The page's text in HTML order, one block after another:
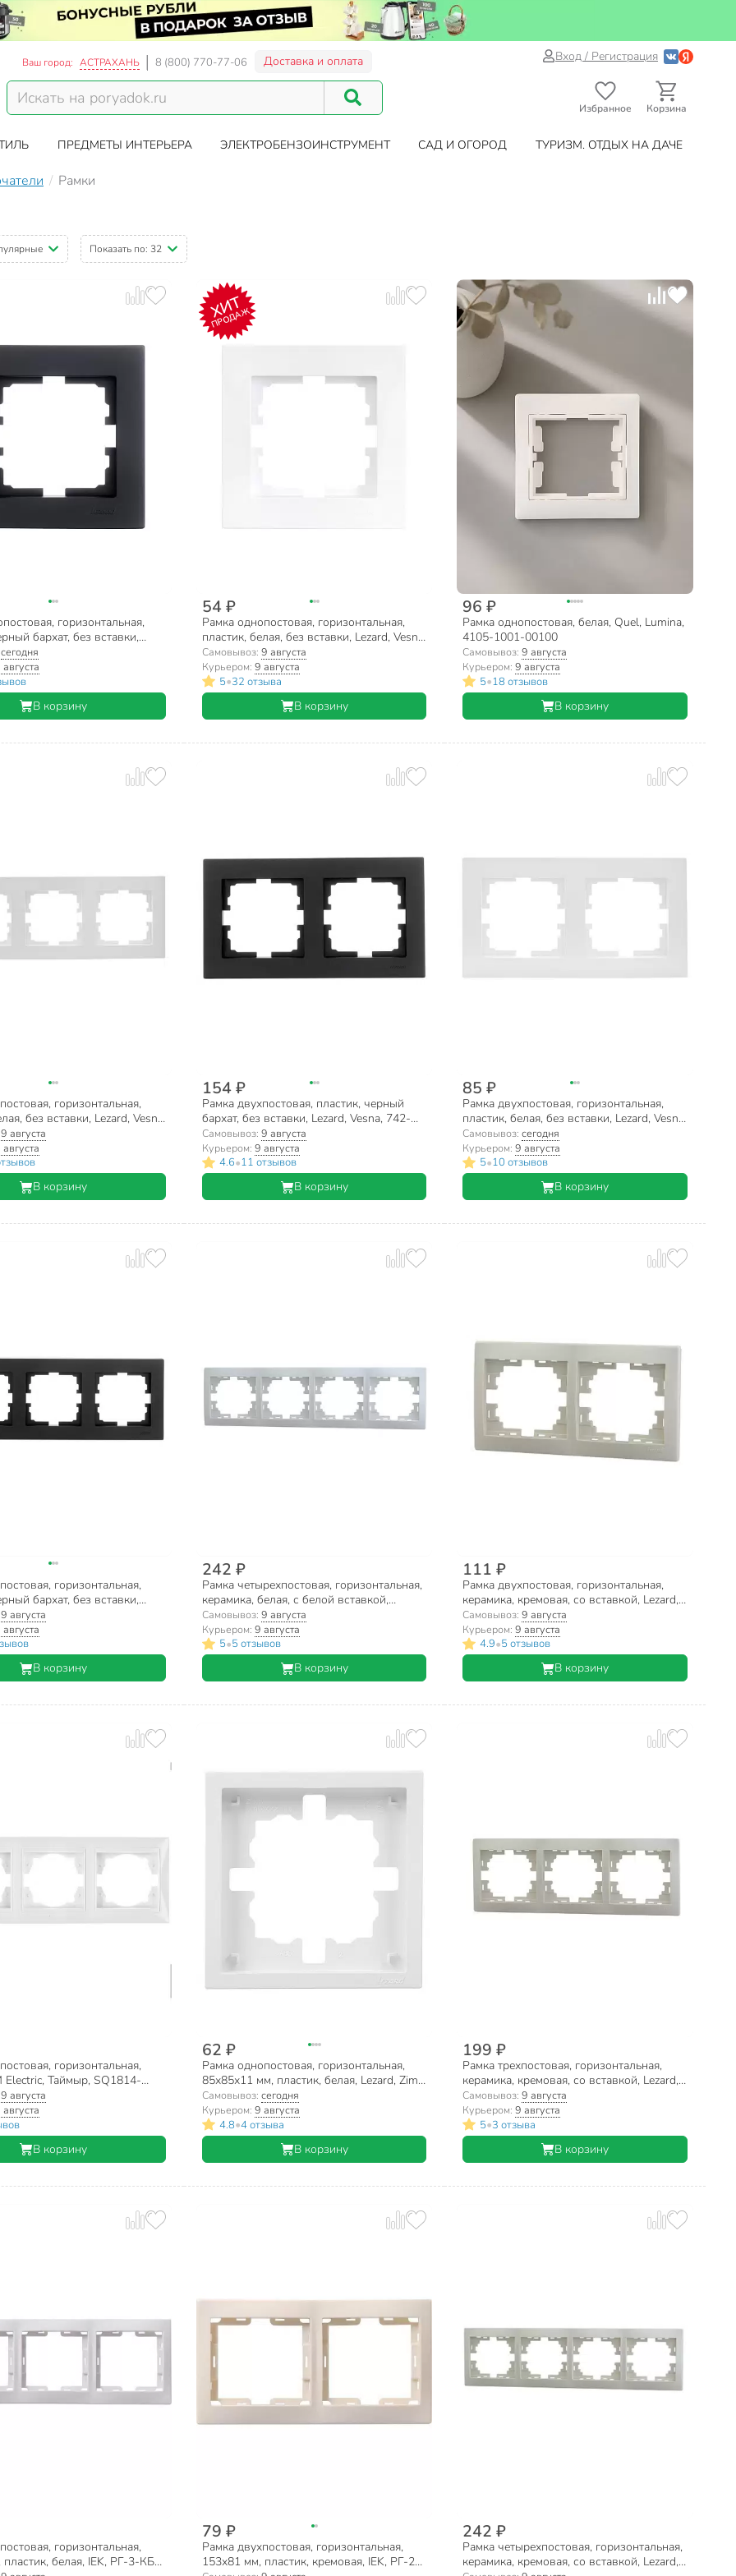
Ваш город: АСТРАХАНЬ 8 (800) 770-77-06 Доставка и оплата Вход / Регистрация
Избранное Корзина
ПРЕДМЕТЫ ИНТЕРЬЕРА ЭЛЕКТРОБЕНЗОИНСТРУМЕНТ САД И ОГОРОД ТУРИЗМ. ОТДЫХ НА ДАЧЕ
Рамки
Показать по: 32
горизонтальная,
бархат, без вставки,
742-4200-146
сегодня
В корзину
ХИТ
ПРОДАЖ
54 ₽
Рамка однопостовая, горизонтальная,
пластик, белая, без вставки, Lezard, Vesna,
742-0200-146
Самовывоз: 9 августа
Курьером: 9 августа
5•32 отзыва
В корзину
96 ₽
Рамка однопостовая, белая, Quel, Lumina,
4105-1001-00100
Самовывоз:9 августа
Курьером:9 августа
5•18 отзывов
В корзину
горизонтальная,
без вставки, Lezard, Vesna,
9 августа
В корзину
154 ₽
Рамка двухпостовая, пластик, черный
бархат, без вставки, Lezard, Vesna, 742-
4200-147
Самовывоз: 9 августа
Курьером: 9 августа
4.6•11 отзывов
В корзину
85 ₽
Рамка двухпостовая, горизонтальная,
пластик, белая, без вставки, Lezard, Vesna,
742-0200-147
Самовывоз:сегодня
Курьером:9 августа
5•10 отзывов
В корзину
горизонтальная,
бархат, без вставки,
742-4200-148
9 августа
В корзину
242 ₽
Рамка четырехпостовая, горизонтальная,
керамика, белая, с белой вставкой,
Lezard, Mira, 701-0200-149
Самовывоз: 9 августа
Курьером: 9 августа
5•5 отзывов
В корзину
111 ₽
Рамка двухпостовая, горизонтальная,
керамика, кремовая, со вставкой, Lezard,
Mira, 701-0300-147
Самовывоз:9 августа
Курьером:9 августа
4.9•5 отзывов
В корзину
горизонтальная,
Electric, Таймыр, SQ1814-
9 августа
В корзину
62 ₽
Рамка однопостовая, горизонтальная,
85х85х11 мм, пластик, белая, Lezard, Zima,
704-0200-146
Самовывоз: сегодня
Курьером: 9 августа
4.8•4 отзыва
В корзину
199 ₽
Рамка трехпостовая, горизонтальная,
керамика, кремовая, со вставкой, Lezard,
Mira, 701-0300-148
Самовывоз:9 августа
Курьером:9 августа
5•3 отзыва
В корзину
горизонтальная,
белая, IEK, РГ-3-КБ
79 ₽
Рамка двухпостовая, горизонтальная,
153х81 мм, пластик, кремовая, IEK, РГ-2-
242 ₽
Рамка четырехпостовая, горизонтальная,
керамика, кремовая, со вставкой, Lezard,